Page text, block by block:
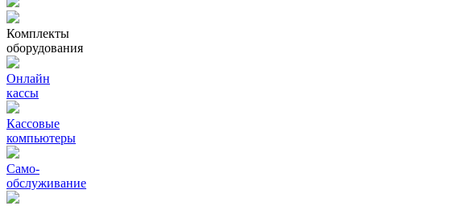
Комплекты
оборудования
Онлайн
кассы
Кассовые
компьютеры
Само-
обслуживание